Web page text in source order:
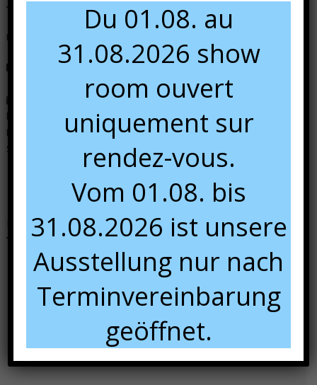
N'hésitez pas à nous contacter pour tous renseignements.
+49 681 84 49 60 13
Dans notre show room, du 01/04 au 01/08 :
lundi :
sur rendez-vous
Mardi au vendredi : 9:00 à 12:00 et 13:00 à 18:00
Samedi :
Nous rencontrer
Du 01.08. au
31.08.2026 show
room ouvert
uniquement sur
rendez-vous.
Vom 01.08. bis
31.08.2026 ist unsere
Ausstellung nur nach
Terminvereinbarung
geöffnet.